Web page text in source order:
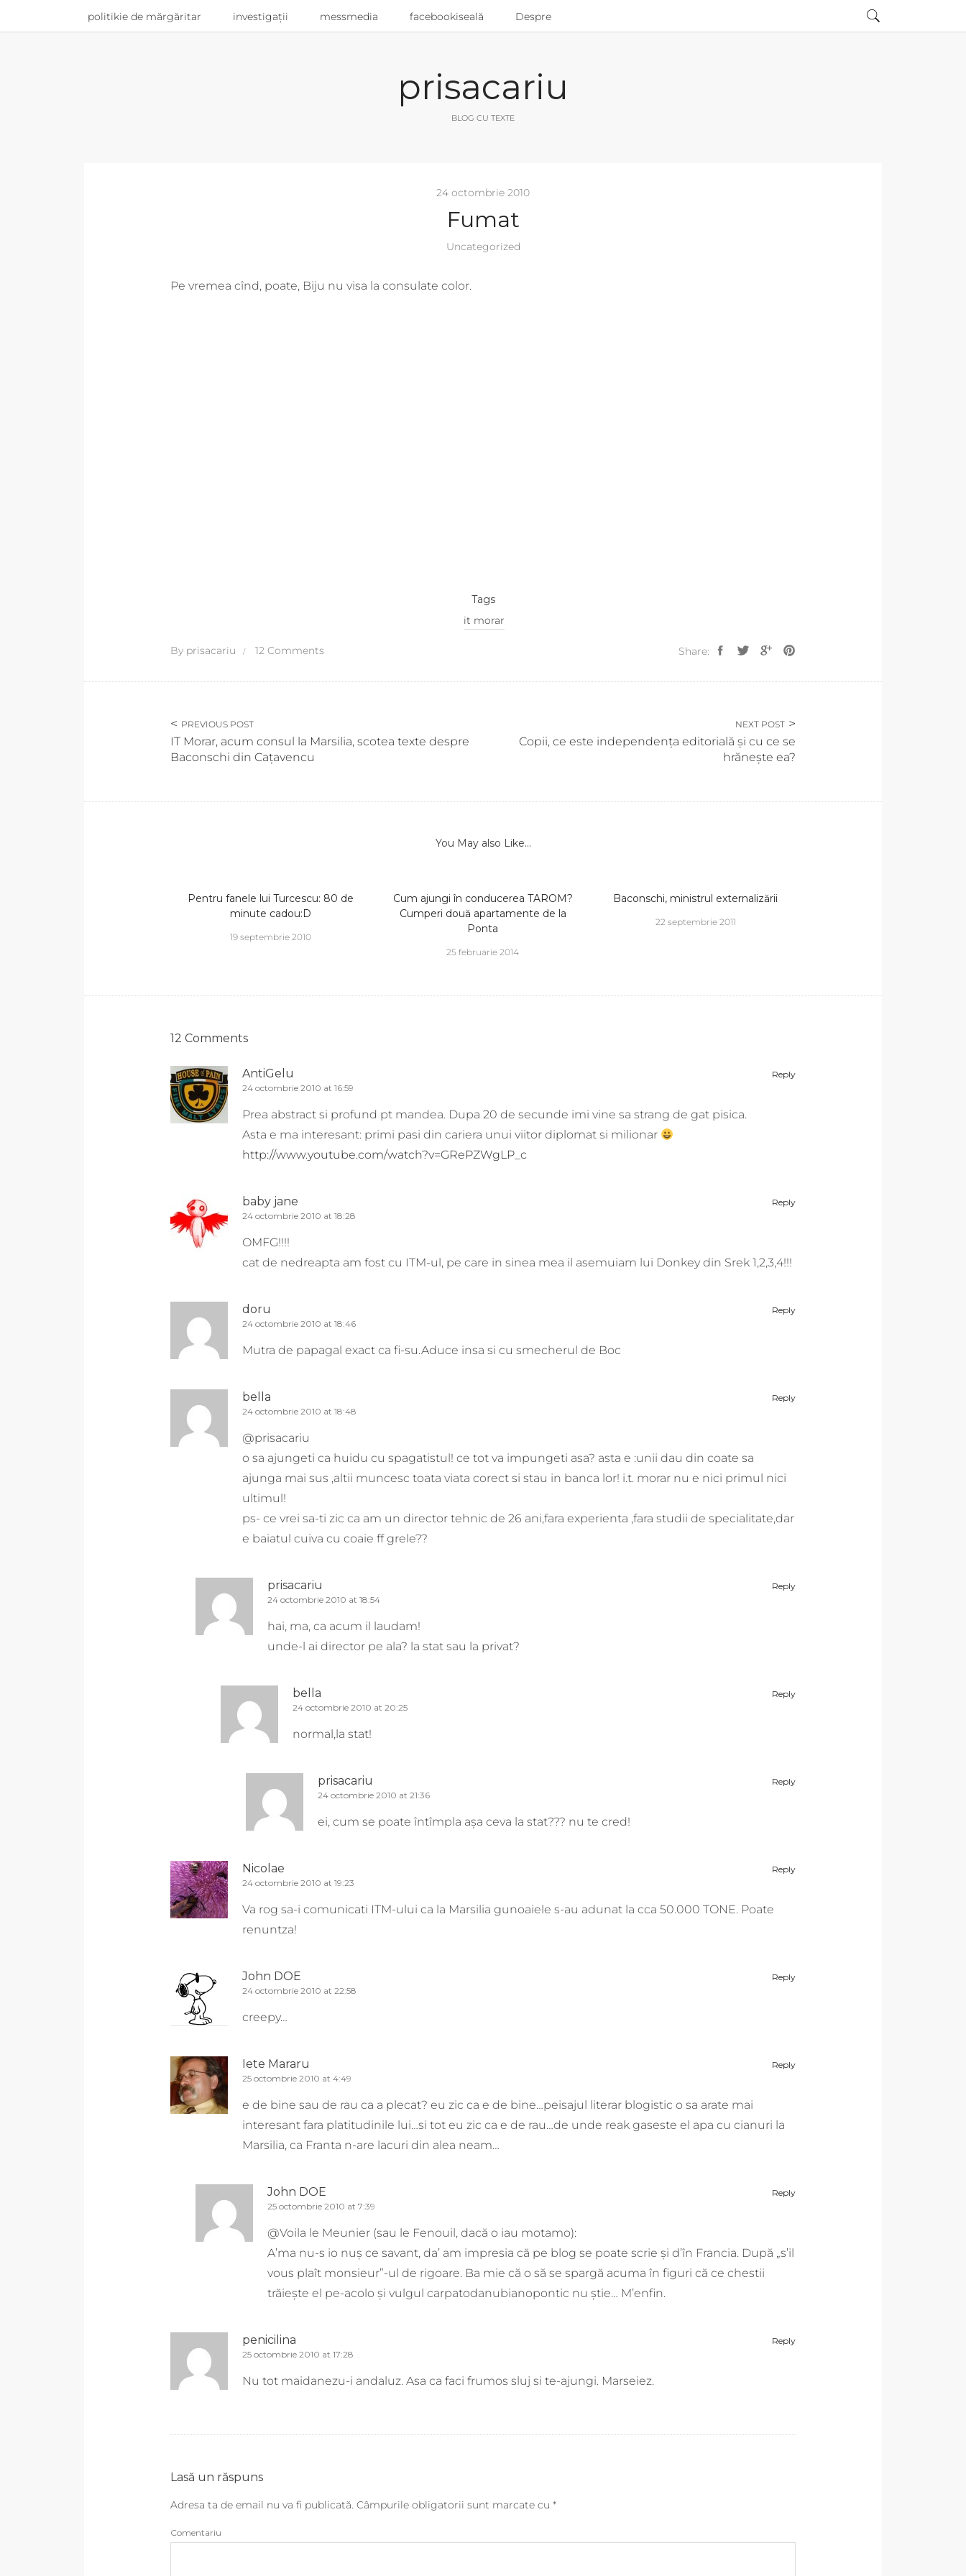
politikie de mărgăritar investigații messmedia facebookiseală Despre
prisacariu
BLOG CU TEXTE
24 octombrie 2010
Fumat
Uncategorized
Pe vremea cînd, poate, Biju nu visa la consulate color.
Tags
it morar
By prisacariu 12 Comments Share:
PREVIOUS POST
IT Morar, acum consul la Marsilia, scotea texte despre
Baconschi din Cațavencu
NEXT POST
Copii, ce este independența editorială și cu ce se
hrănește ea?
You May also Like...
Pentru fanele lui Turcescu: 80 de
minute cadou:D
19 septembrie 2010
Cum ajungi în conducerea TAROM?
Cumperi două apartamente de la
Ponta
25 februarie 2014
Baconschi, ministrul externalizării
22 septembrie 2011
12 Comments
Reply
AntiGelu
24 octombrie 2010 at 16:59
Prea abstract si profund pt mandea. Dupa 20 de secunde imi vine sa strang de gat pisica.
Asta e ma interesant: primi pasi din cariera unui viitor diplomat si milionar
http://www.youtube.com/watch?v=GRePZWgLP_c
Reply
baby jane
24 octombrie 2010 at 18:28
OMFG!!!!
cat de nedreapta am fost cu ITM-ul, pe care in sinea mea il asemuiam lui Donkey din Srek 1,2,3,4!!!
Reply
doru
24 octombrie 2010 at 18:46
Mutra de papagal exact ca fi-su.Aduce insa si cu smecherul de Boc
Reply
bella
24 octombrie 2010 at 18:48
@prisacariu
o sa ajungeti ca huidu cu spagatistul! ce tot va impungeti asa? asta e :unii dau din coate sa
ajunga mai sus ,altii muncesc toata viata corect si stau in banca lor! i.t. morar nu e nici primul nici
ultimul!
ps- ce vrei sa-ti zic ca am un director tehnic de 26 ani,fara experienta ,fara studii de specialitate,dar
e baiatul cuiva cu coaie ff grele??
Reply
prisacariu
24 octombrie 2010 at 18:54
hai, ma, ca acum il laudam!
unde-l ai director pe ala? la stat sau la privat?
Reply
bella
24 octombrie 2010 at 20:25
normal,la stat!
Reply
prisacariu
24 octombrie 2010 at 21:36
ei, cum se poate întîmpla așa ceva la stat??? nu te cred!
Reply
Nicolae
24 octombrie 2010 at 19:23
Va rog sa-i comunicati ITM-ului ca la Marsilia gunoaiele s-au adunat la cca 50.000 TONE. Poate
renuntza!
Reply
John DOE
24 octombrie 2010 at 22:58
creepy…
Reply
Iete Mararu
25 octombrie 2010 at 4:49
e de bine sau de rau ca a plecat? eu zic ca e de bine…peisajul literar blogistic o sa arate mai
interesant fara platitudinile lui…si tot eu zic ca e de rau…de unde reak gaseste el apa cu cianuri la
Marsilia, ca Franta n-are lacuri din alea neam…
Reply
John DOE
25 octombrie 2010 at 7:39
@Voila le Meunier (sau le Fenouil, dacă o iau motamo):
A’ma nu-s io nuş ce savant, da’ am impresia că pe blog se poate scrie şi d’în Francia. După „s’il
vous plaît monsieur”-ul de rigoare. Ba mie că o să se spargă acuma în figuri că ce chestii
trăieşte el pe-acolo şi vulgul carpatodanubianopontic nu ştie… M’enfin.
Reply
penicilina
25 octombrie 2010 at 17:28
Nu tot maidanezu-i andaluz. Asa ca faci frumos sluj si te-ajungi. Marseiez.
Lasă un răspuns
Adresa ta de email nu va fi publicată. Câmpurile obligatorii sunt marcate cu *
Comentariu